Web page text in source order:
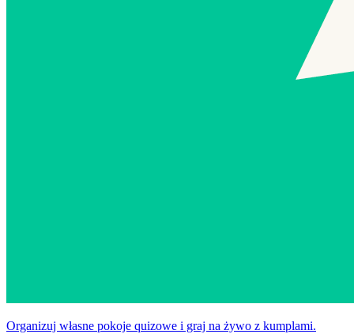
Organizuj własne pokoje quizowe i graj na żywo z kumplami.